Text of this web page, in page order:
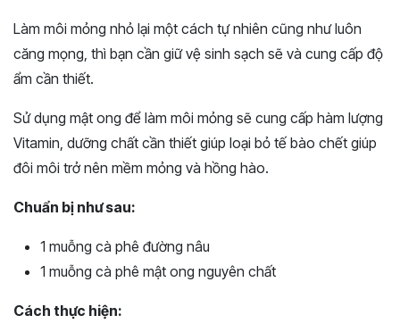
Làm môi mỏng nhỏ lại một cách tự nhiên cũng như luôn
căng mọng, thì bạn cần giữ vệ sinh sạch sẽ và cung cấp độ
ẩm cần thiết.
Sử dụng mật ong để làm môi mỏng sẽ cung cấp hàm lượng
Vitamin, dưỡng chất cần thiết giúp loại bỏ tế bào chết giúp
đôi môi trở nên mềm mỏng và hồng hào.
Chuẩn bị như sau:
1 muỗng cà phê đường nâu
1 muỗng cà phê mật ong nguyên chất
Cách thực hiện: